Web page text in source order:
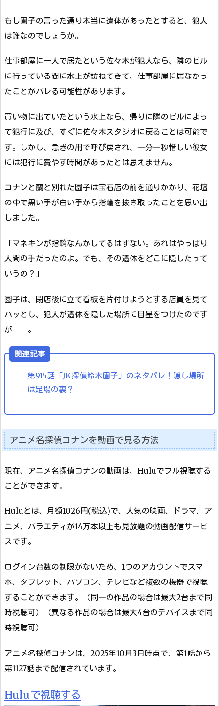
もし園子の言った通り本当に遺体があったとすると、犯人
は誰なのでしょうか。
仕事部屋に一人で居たという佐々木が犯人なら、隣のビル
に行っている間に水上が訪ねてきて、仕事部屋に居なかっ
たことがバレる可能性があります。
買い物に出ていたという水上なら、帰りに隣のビルによっ
て犯行に及び、すぐに佐々木スタジオに戻ることは可能で
す。しかし、急ぎの用で呼び戻され、一分一秒惜しい彼女
には犯行に費やす時間があったとは思えません。
コナンと蘭と別れた園子は宝石店の前を通りかかり、花壇
の中で黒い手が白い手から指輪を抜き取ったことを思い出
しました。
「マネキンが指輪なんかしてるはずない。あれはやっぱり
人間の手だったのよ。でも、その遺体をどこに隠したって
いうの？」
園子は、閉店後に立て看板を片付けようとする店員を見て
ハッとし、犯人が遺体を隠した場所に目星をつけたのです
が──。
関連記事
第915話「JK探偵鈴木園子」のネタバレ！隠し場所
は足場の裏？
アニメ名探偵コナンを動画で見る方法
現在、アニメ名探偵コナンの動画は、Huluでフル視聴する
ことができます。
Huluとは、月額1026円(税込)で、人気の映画、ドラマ、ア
ニメ、バラエティが14万本以上も見放題の動画配信サービ
スです。
ログイン台数の制限がないため、1つのアカウントでスマ
ホ、タブレット、パソコン、テレビなど複数の機器で視聴
することができます。（同一の作品の場合は最大2台まで同
時視聴可）（異なる作品の場合は最大4台のデバイスまで同
時視聴可）
アニメ名探偵コナンは、2025年10月3日時点で、第1話から
第1127話まで配信されています。
Huluで視聴する